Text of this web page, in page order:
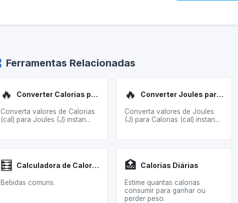
Ferramentas Relacionadas
🔥 Converter Calorias para Joules
Converta valores de Calorias
(cal) para Joules (J) instan...
🔥 Converter Joules para Calorias
Converta valores de Joules
(J) para Calorias (cal) instan...
🧮 Calculadora de Calorias Álcool
Bebidas comuns.
🏥 Calorias Diárias
Estime quantas calorias
consumir para ganhar ou
perder peso.